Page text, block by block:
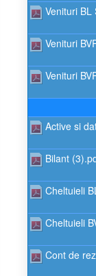
Venituri BL
Venituri
Venituri
Active si
Bilant
Cheltuieli
Cheltuieli
Cont de